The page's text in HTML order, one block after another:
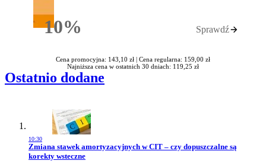
10%Rabatu Sprawdź
Cena promocyjna: 143,10 zł | Cena regularna: 159,00 zł
Najniższa cena w ostatnich 30 dniach: 119,25 zł
Ostatnio dodane
10:30
Przejdź do artykułu:
Zmiana stawek amortyzacyjnych w CIT – czy dopuszczalne są
korekty wsteczne